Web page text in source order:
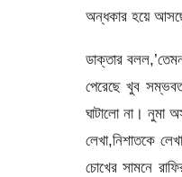
অন্ধকার হয়ে
ডাক্তার
পেরেছে খুব
ঘাটালো না। নুমা
লেখা,নিশাতকে
চোখের সামনে